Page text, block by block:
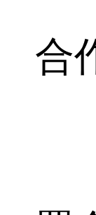
合